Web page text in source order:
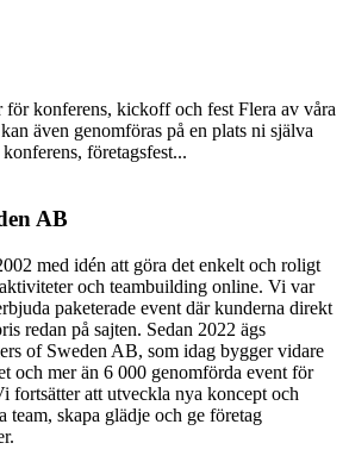
konferens, kickoff och fest Flera av våra
även genomföras på en plats ni själva
företagsfest...
AB
med idén att göra det enkelt och roligt
och teambuilding online. Vi var
paketerade event där kunderna direkt
redan på sajten. Sedan 2022 ägs
of Sweden AB, som idag bygger vidare
och mer än 6 000 genomförda event för
fortsätter att utveckla nya koncept och
team, skapa glädje och ge företag